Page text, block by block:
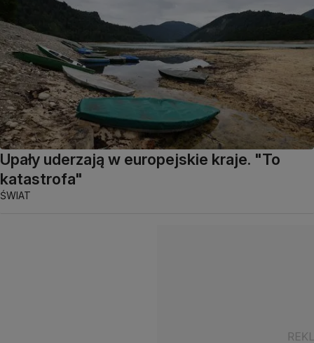
Upały uderzają w europejskie kraje. "To
katastrofa"
ŚWIAT